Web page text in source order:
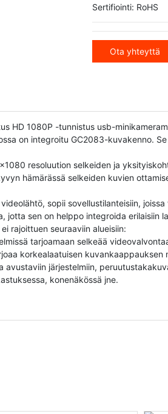
Sertifiointi: RoHS
Ota yhteyttä
HD 1080P -tunnistus usb-
on integroitu GC2083-kuvakenno.
resoluution selkeiden ja
hämärässä selkeiden kuvien
sopii sovellustilanteisiin,
jotta sen on helppo integroida erilaisiin
rajoittuen seuraaviin alueisiin:
tarjoamaan selkeää
korkealaatuisen kuvankaappauksen
avustaviin järjestelmiin,
konenäkössä jne.